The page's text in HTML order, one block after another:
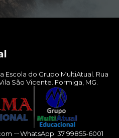
Escola do Grupo MultiAtual. Rua
São Vicente. Formiga, MG.
ㄧWhatsApp: 37 99855-6001